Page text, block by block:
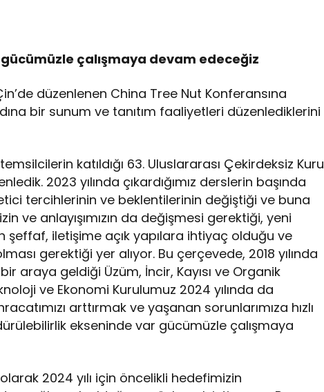
çalışmaya devam edeceğiz
düzenlenen China Tree Nut Konferansına
bir sunum ve tanıtım faaliyetleri düzenlediklerini
katıldığı 63. Uluslararası Çekirdeksiz Kuru
2023 yılında çıkardığımız derslerin başında
tercihlerinin ve beklentilerinin değiştiği ve buna
ve anlayışımızın da değişmesi gerektiği, yeni
iletişime açık yapılara ihtiyaç olduğu ve
gerektiği yer alıyor. Bu çerçevede, 2018 yılında
araya geldiği Üzüm, İncir, Kayısı ve Organik
ve Ekonomi Kurulumuz 2024 yılında da
arttırmak ve yaşanan sorunlarımıza hızlı
ekseninde var gücümüzle çalışmaya
2024 yılı için öncelikli hedefimizin